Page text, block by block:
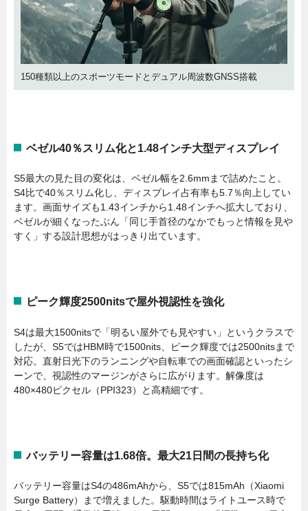
150種類以上のスポーツモードとデュアル周波数GNSS搭載
ベゼル40％スリム化と1.48インチ大型ディスプレイ
S5最大の見た目の変化は、ベゼル幅を2.6mmまで詰めたこと。
S4比で40％スリム化し、ディスプレイ占有率も5.7％向上してい
ます。画面サイズも1.43インチから1.48インチへ拡大しており、
ベゼルが細くなったぶん「同じ手首径のなかでもっと情報を見や
すく」する設計思想がはっきり出ています。
ピーク輝度2500nitsで屋外視認性を強化
S4は最大1500nitsで「明るい屋外でも見やすい」というクラスで
したが、S5ではHBM時で1500nits、ピーク輝度では2500nitsまで
対応。直射日光下のランニングや自転車での画面確認といったシ
ーンで、視認性のマージンがさらに広がります。解像度は
480×480ピクセル（PPI323）と高精細です。
バッテリー容量は1.68倍。最大21日間の長持ち化
バッテリー容量はS4の486mAhから、S5では815mAh（Xiaomi
Surge Battery）まで増えました。駆動時間はライトユース時で